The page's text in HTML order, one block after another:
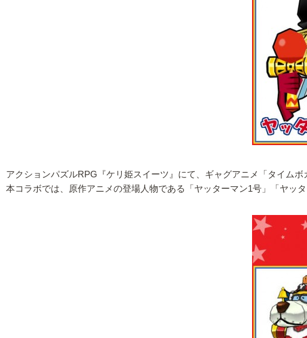
アクションパズルRPG『ケリ姫スイーツ』にて、ギャグアニメ「タイム
本コラボでは、原作アニメの登場人物である「ヤッターマン1号」「ヤッ